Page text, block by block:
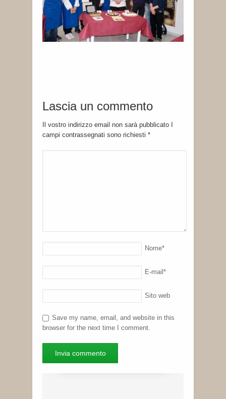
Lascia un commento
Il vostro indirizzo email non sarà pubblicato I
campi contrassegnati sono richiesti *
Nome*
E-mail *
Sito web
Save my name, email, and website in this
browser for the next time I comment.